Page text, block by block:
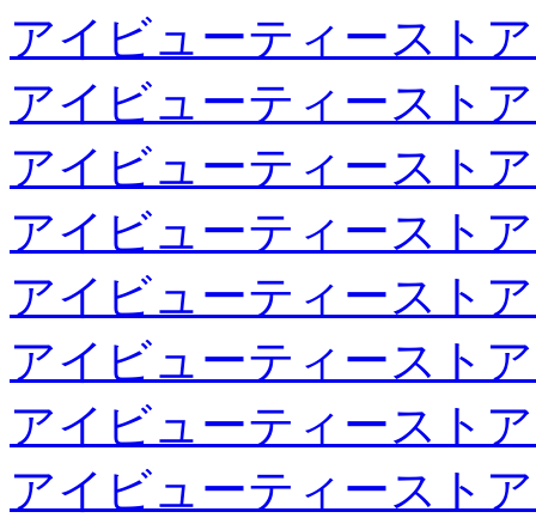
アイビューティースト
アイビューティースト
アイビューティースト
アイビューティースト
アイビューティースト
アイビューティースト
アイビューティースト
アイビューティースト